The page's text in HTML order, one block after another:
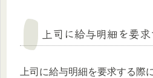
上司に給与明細を要
上司に給与明細を要求する際